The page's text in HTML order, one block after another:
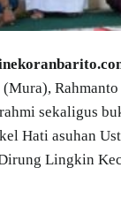
sekaligus
Hati asuhan
Lingkin